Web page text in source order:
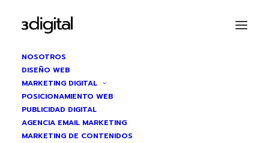
NOSOTROS
DISEÑO WEB
MARKETING DIGITAL
POSICIONAMIENTO WEB
PUBLICIDAD DIGITAL
AGENCIA EMAIL MARKETING
MARKETING DE CONTENIDOS